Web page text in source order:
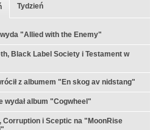
Tydzień
"Allied with the Enemy"
Black Label Society i Testament w
z albumem "En skog av nidstang"
wydał album "Cogwheel"
Corruption i Sceptic na "MoonRise